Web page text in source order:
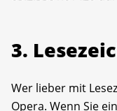
3.
Wer lieber mit
Opera. Wenn Sie